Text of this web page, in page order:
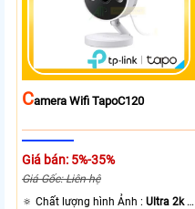
CAmera Wifi TapoC120
Giá bán: 5%-35%
Giá Gốc: Liên hệ
🔅 Chất lượng hình Ảnh :Ultra 2k +